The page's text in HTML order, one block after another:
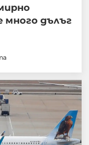
много дълъг